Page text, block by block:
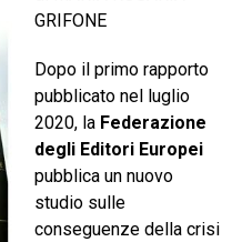
GRIFONE
Dopo il primo rapporto
pubblicato nel luglio
2020, la Federazione
degli Editori Europei
pubblica un nuovo
studio sulle
conseguenze della crisi